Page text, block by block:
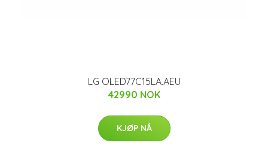
LG OLED77C15LA.AEU
42990 NOK
KJØP NÅ